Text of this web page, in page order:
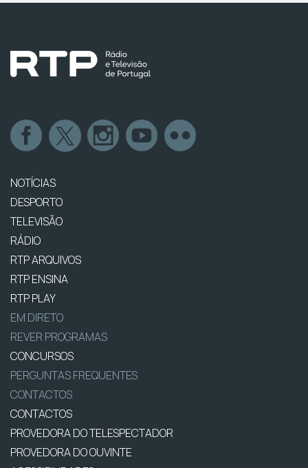
NOTÍCIAS
DESPORTO
TELEVISÃO
RÁDIO
RTP ARQUIVOS
RTP ENSINA
RTP PLAY
EM DIRETO
REVER PROGRAMAS
CONCURSOS
PERGUNTAS FREQUENTES
CONTACTOS
CONTACTOS
PROVEDORA DO TELESPECTADOR
PROVEDORA DO OUVINTE